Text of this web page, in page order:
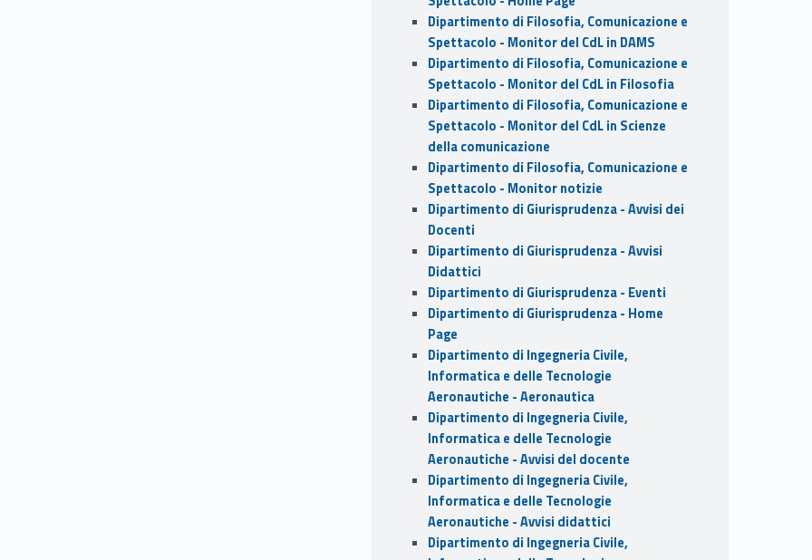
Dipartimento di Filosofia, Comunicazione e
Spettacolo - Monitor del CdL in DAMS
Dipartimento di Filosofia, Comunicazione e
Spettacolo - Monitor del CdL in Filosofia
Dipartimento di Filosofia, Comunicazione e
Spettacolo - Monitor del CdL in Scienze
della comunicazione
Dipartimento di Filosofia, Comunicazione e
Spettacolo - Monitor notizie
Dipartimento di Giurisprudenza - Avvisi dei
Docenti
Dipartimento di Giurisprudenza - Avvisi
Didattici
Dipartimento di Giurisprudenza - Eventi
Dipartimento di Giurisprudenza - Home
Page
Dipartimento di Ingegneria Civile,
Informatica e delle Tecnologie
Aeronautiche - Aeronautica
Dipartimento di Ingegneria Civile,
Informatica e delle Tecnologie
Aeronautiche - Avvisi del docente
Dipartimento di Ingegneria Civile,
Informatica e delle Tecnologie
Aeronautiche - Avvisi didattici
Dipartimento di Ingegneria Civile,